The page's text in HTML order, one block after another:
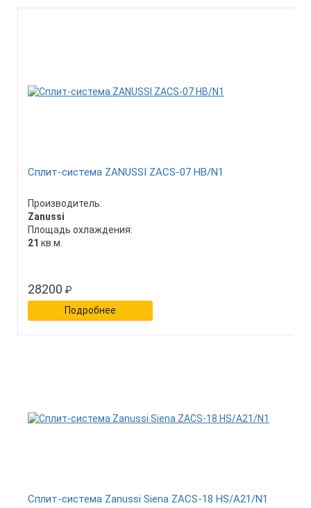
Сплит-система ZANUSSI ZACS-07 HB/N1
Производитель:
Zanussi
Площадь охлаждения:
21 кв.м.
28200 ₽
Подробнее
Сплит-система Zanussi Siena ZACS-18 HS/A21/N1